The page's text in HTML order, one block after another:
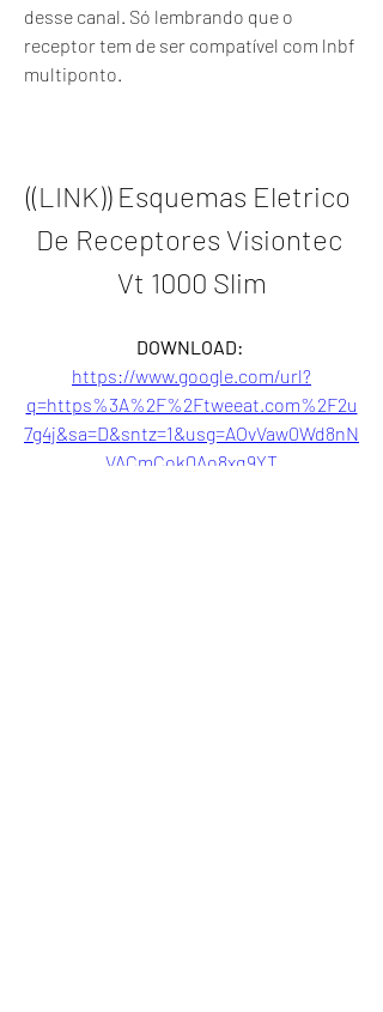
desse canal. Só lembrando que o
receptor tem de ser compatível com lnbf
multiponto.
((LINK)) Esquemas Eletrico
De Receptores Visiontec
Vt 1000 Slim
https://www.google.com/url?
q=https%3A%2F%2Ftweeat.com%2F2u
7g4j&sa=D&sntz=1&usg=AOvVaw0Wd8nN
VACmCokQAo8xq9YT